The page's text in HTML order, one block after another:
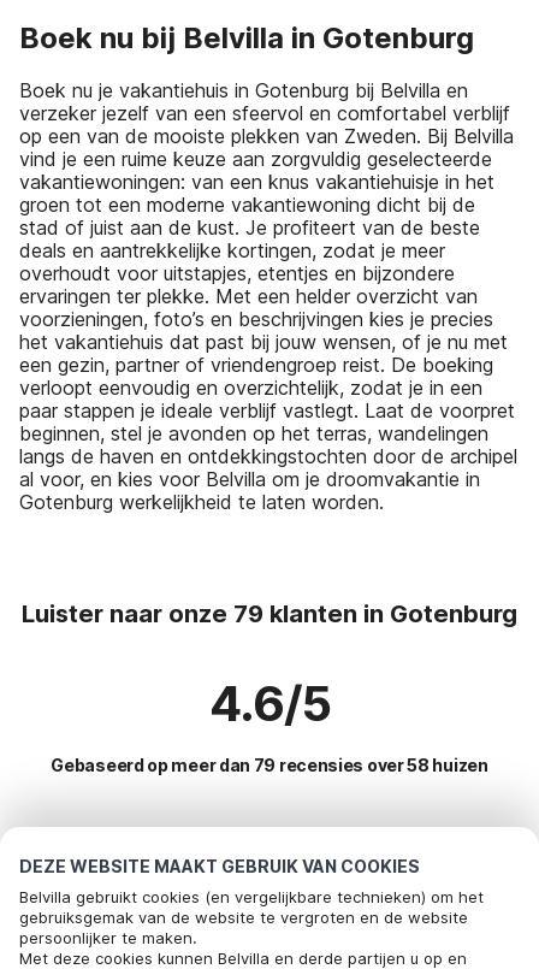
DEZE WEBSITE MAAKT GEBRUIK VAN COOKIES
Belvilla gebruikt cookies (en vergelijkbare technieken) om het
gebruiksgemak van de website te vergroten en de website
persoonlijker te maken.
Met deze cookies kunnen Belvilla en derde partijen u op en
Boek nu bij Belvilla in Gotenburg
Boek nu je vakantiehuis in Gotenburg bij Belvilla en
verzeker jezelf van een sfeervol en comfortabel verblijf
op een van de mooiste plekken van Zweden. Bij Belvilla
vind je een ruime keuze aan zorgvuldig geselecteerde
vakantiewoningen: van een knus vakantiehuisje in het
groen tot een moderne vakantiewoning dicht bij de
stad of juist aan de kust. Je profiteert van de beste
deals en aantrekkelijke kortingen, zodat je meer
overhoudt voor uitstapjes, etentjes en bijzondere
ervaringen ter plekke. Met een helder overzicht van
voorzieningen, foto’s en beschrijvingen kies je precies
het vakantiehuis dat past bij jouw wensen, of je nu met
een gezin, partner of vriendengroep reist. De boeking
verloopt eenvoudig en overzichtelijk, zodat je in een
paar stappen je ideale verblijf vastlegt. Laat de voorpret
beginnen, stel je avonden op het terras, wandelingen
langs de haven en ontdekkingstochten door de archipel
al voor, en kies voor Belvilla om je droomvakantie in
Gotenburg werkelijkheid te laten worden.
Luister naar onze 79 klanten in Gotenburg
4.6/5
Gebaseerd op meer dan 79 recensies over 58 huizen
Meest populaire bestemmingen voor
vakantie
Top steden met top voorzieningen voor vakantie
Bel om te boeken